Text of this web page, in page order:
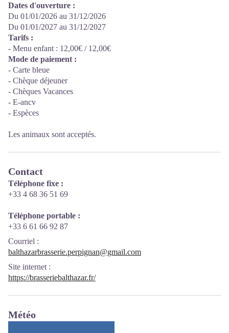
Dates d'ouverture :
Du 01/01/2026 au 31/12/2026
Du 01/01/2027 au 31/12/2027
Tarifs :
- Menu enfant : 12,00€ / 12,00€
Mode de paiement :
- Carte bleue
- Chèque déjeuner
- Chèques Vacances
- E-ancv
- Espèces
Les animaux sont acceptés.
Contact
Téléphone fixe :
+33 4 68 36 51 69
Téléphone portable :
+33 6 61 66 92 87
Courriel :
balthazarbrasserie.perpignan@gmail.com
Site internet :
https://brasseriebalthazar.fr/
Météo